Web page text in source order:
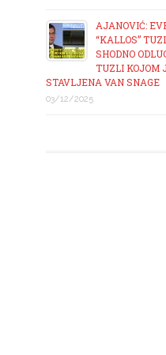
AJANOVIĆ:
“KALLOS”
SHODNO
TUZLI KOJOM
STAVLJENA VAN SNAGE
03/12/2025